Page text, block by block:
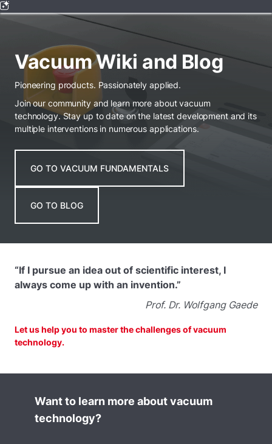
Vacuum Wiki and Blog
Pioneering products. Passionately applied.
Join our community and learn more about vacuum
technology. Stay up to date on the latest development and its
multiple interventions in numerous applications.
GO TO VACUUM FUNDAMENTALS
GO TO BLOG
“If I pursue an idea out of scientific interest, I
always come up with an invention.”
Prof. Dr. Wolfgang Gaede
Let us help you to master the challenges of vacuum
technology.
Want to learn more about vacuum
technology?